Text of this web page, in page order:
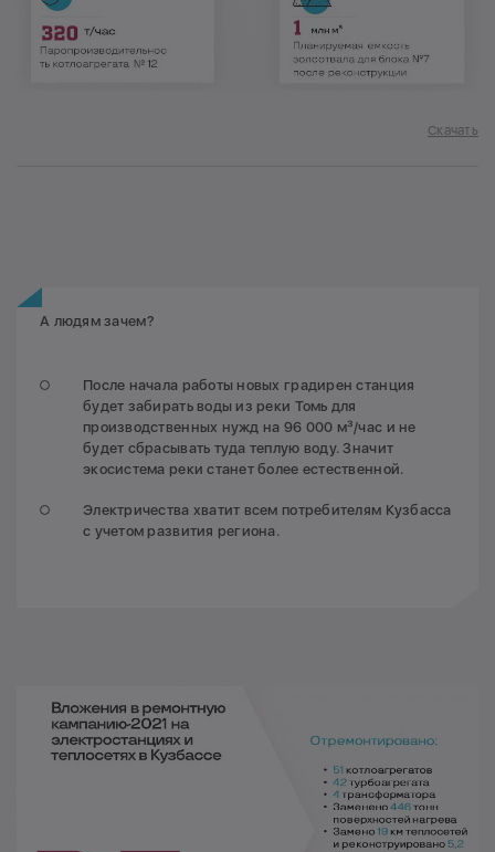
Скачать
А людям зачем?
После начала работы новых градирен станция
будет забирать воды из реки Томь для
производственных нужд на 96 000 м³/час и не
будет сбрасывать туда теплую воду. Значит
экосистема реки станет более естественной.
Электричества хватит всем потребителям Кузбасса
с учетом развития региона.